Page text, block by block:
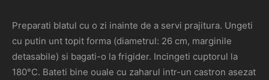
Preparati blatul cu o zi inainte de a servi prajitura. Ungeti
cu putin unt topit forma (diametrul: 26 cm, marginile
detasabile) si bagati-o la frigider. Incingeti cuptorul la
180°C. Bateti bine ouale cu zaharul intr-un castron asezat